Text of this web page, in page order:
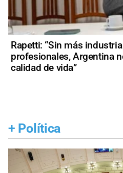
Rapetti: “Sin más
profesionales, Argentina
calidad de vida”
+ Política